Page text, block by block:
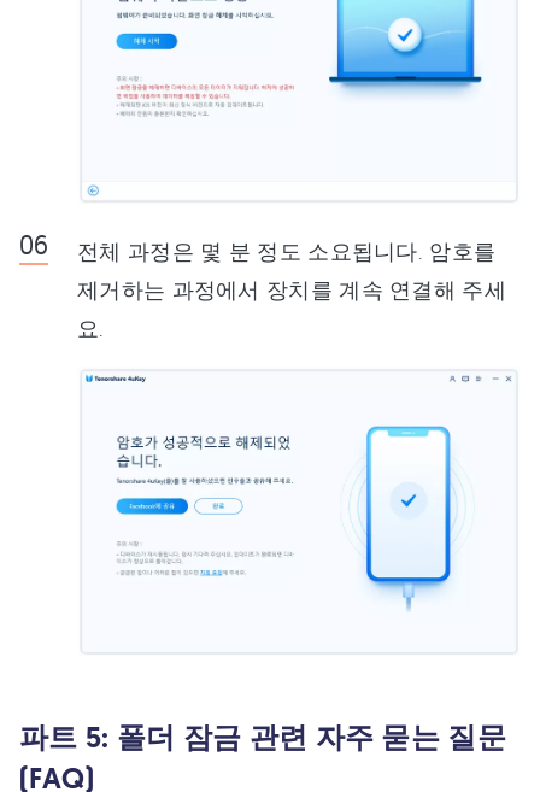
전체 과정은 몇 분 정도 소요됩니다. 암호를
제거하는 과정에서 장치를 계속 연결해 주세
요.
파트 5: 폴더 잠금 관련 자주 묻는 질문
(FAQ)